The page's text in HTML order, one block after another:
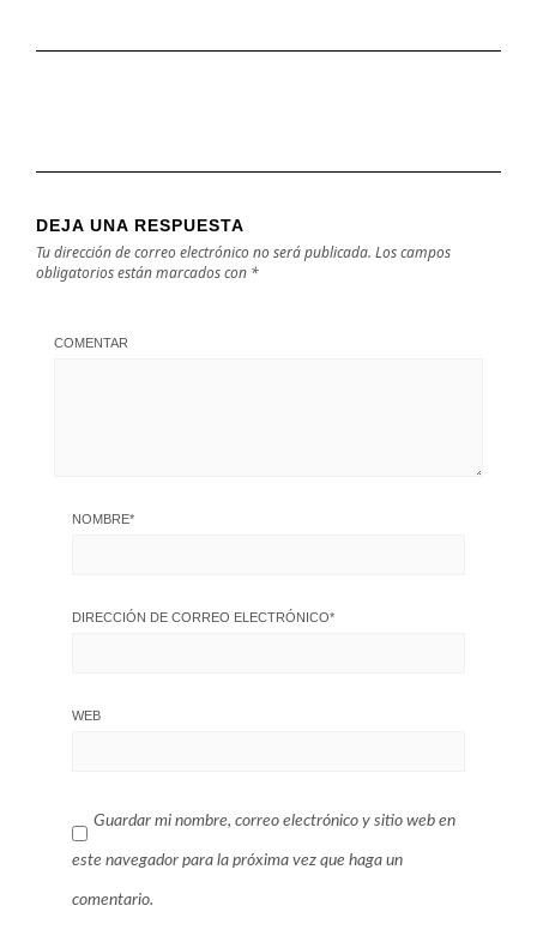
DEJA UNA RESPUESTA
Tu dirección de correo electrónico no será publicada. Los campos
obligatorios están marcados con *
COMENTAR
NOMBRE*
DIRECCIÓN DE CORREO ELECTRÓNICO*
WEB
Guardar mi nombre, correo electrónico y sitio web en
este navegador para la próxima vez que haga un
comentario.